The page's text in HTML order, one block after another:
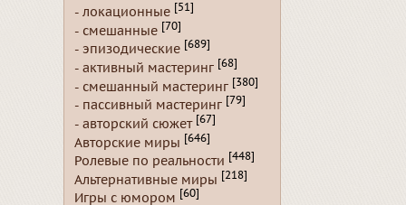
- локационные [51]
- смешанные [70]
- эпизодические [689]
- активный мастеринг [68]
- смешанный мастеринг [380]
- пассивный мастеринг [79]
- авторский сюжет [67]
Авторские миры [646]
Ролевые по реальности [448]
Альтернативные миры [218]
Игры с юмором [60]